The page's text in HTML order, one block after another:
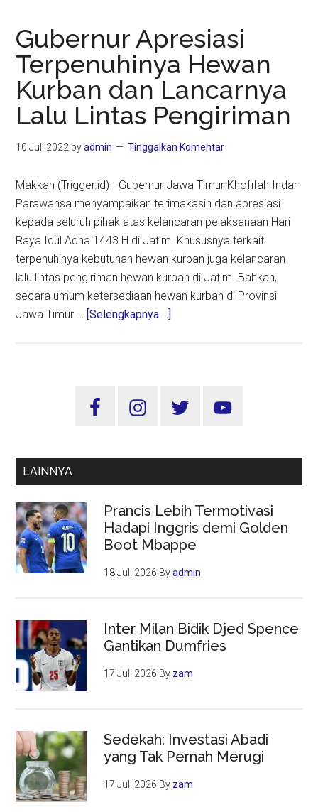
Gubernur Apresiasi
Terpenuhinya Hewan
Kurban dan Lancarnya
Lalu Lintas Pengiriman
10 Juli 2022 byadmin Tinggalkan Komentar
Makkah (Trigger.id) - Gubernur Jawa Timur Khofifah Indar
Parawansa menyampaikan terimakasih dan apresiasi
kepada seluruh pihak atas kelancaran pelaksanaan Hari
Raya Idul Adha 1443 H di Jatim. Khususnya terkait
terpenuhinya kebutuhan hewan kurban juga kelancaran
lalu lintas pengiriman hewan kurban di Jatim. Bahkan,
secara umum ketersediaan hewan kurban di Provinsi
Jawa Timur … [Selengkapnya ...]
Kurban
Lalu
Sidebar
LAINNYA
Prancis Lebih Termotivasi
Hadapi Inggris demi Golden
Boot Mbappe
18 Juli 2026 Byadmin
Inter Milan Bidik Djed Spence
Gantikan Dumfries
17 Juli 2026 By zam
Sedekah: Investasi Abadi
yang Tak Pernah Merugi
17 Juli 2026 By zam